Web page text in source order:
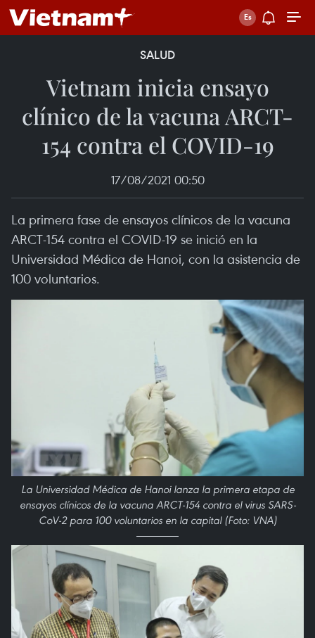
SALUD
Vietnam inicia ensayo
clínico de la vacuna ARCT-
154 contra el COVID-19
17/08/2021 00:50
La primera fase de ensayos clínicos de la vacuna
ARCT-154 contra el COVID-19 se inició en la
Universidad Médica de Hanoi, con la asistencia de
100 voluntarios.
La Universidad Médica de Hanoi lanza la primera etapa de
ensayos clínicos de la vacuna ARCT-154 contra el virus SARS-
CoV-2 para 100 voluntarios en la capital (Foto: VNA)